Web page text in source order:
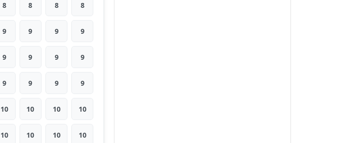
8 8 8 8
9 9 9 9
9 9 9 9
9 9 9 9
10 10 10 10
10 10 10 10